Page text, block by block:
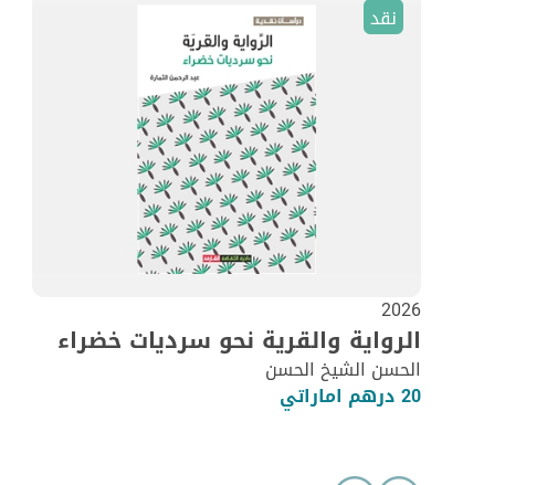
نقد
2026
الرواية والقرية نحو سرديات خضراء
الحسن الشيخ الحسن
20 درهم اماراتي